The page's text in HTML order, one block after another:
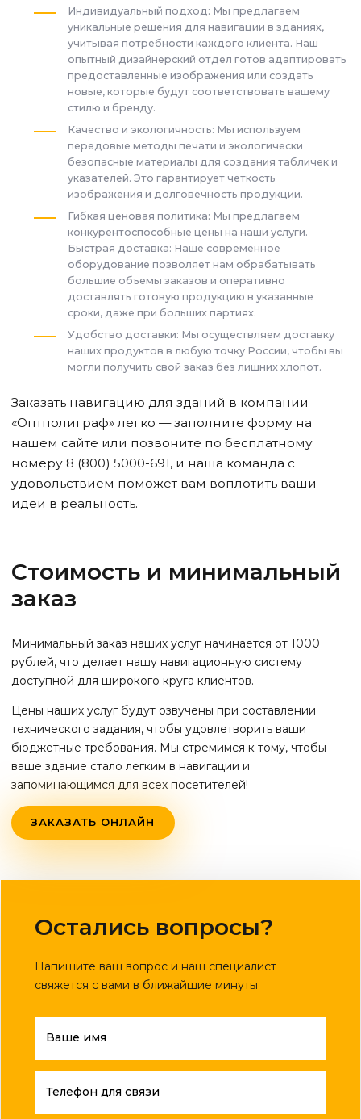
Индивидуальный подход: Мы предлагаем
уникальные решения для навигации в зданиях,
учитывая потребности каждого клиента. Наш
опытный дизайнерский отдел готов адаптировать
предоставленные изображения или создать
новые, которые будут соответствовать вашему
стилю и бренду.
Качество и экологичность: Мы используем
передовые методы печати и экологически
безопасные материалы для создания табличек и
указателей. Это гарантирует четкость
изображения и долговечность продукции.
Гибкая ценовая политика: Мы предлагаем
конкурентоспособные цены на наши услуги.
Быстрая доставка: Наше современное
оборудование позволяет нам обрабатывать
большие объемы заказов и оперативно
доставлять готовую продукцию в указанные
сроки, даже при больших партиях.
Удобство доставки: Мы осуществляем доставку
наших продуктов в любую точку России, чтобы вы
могли получить свой заказ без лишних хлопот.
Заказать навигацию для зданий в компании
«Оптполиграф» легко — заполните форму на
нашем сайте или позвоните по бесплатному
номеру 8 (800) 5000-691, и наша команда с
удовольствием поможет вам воплотить ваши
идеи в реальность.
Стоимость и минимальный
заказ
Минимальный заказ наших услуг начинается от 1000
рублей, что делает нашу навигационную систему
доступной для широкого круга клиентов.
Цены наших услуг будут озвучены при составлении
технического задания, чтобы удовлетворить ваши
бюджетные требования. Мы стремимся к тому, чтобы
ваше здание стало легким в навигации и
запоминающимся для всех посетителей!
ЗАКАЗАТЬ ОНЛАЙН
Остались вопросы?
Напишите ваш вопрос и наш специалист
свяжется с вами в ближайшие минуты
Ваше имя
Телефон для связи